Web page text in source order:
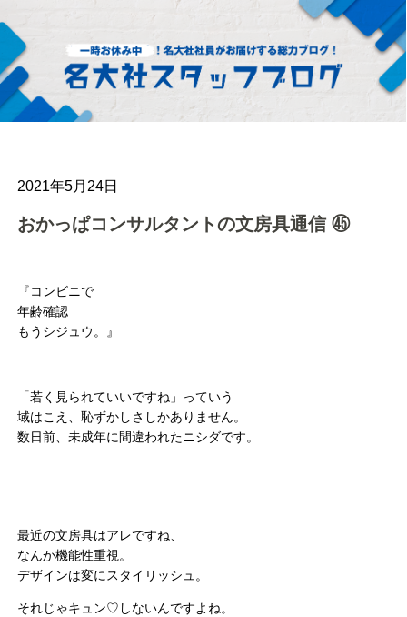
2021年5月24日
おかっぱコンサルタントの文房具通信 ㊺
『コンビニで
年齢確認
もうシジュウ。』
「若く見られていいですね」っていう
域はこえ、恥ずかしさしかありません。
数日前、未成年に間違われたニシダです。
最近の文房具はアレですね、
なんか機能性重視。
デザインは変にスタイリッシュ。
それじゃキュン♡しないんですよね。